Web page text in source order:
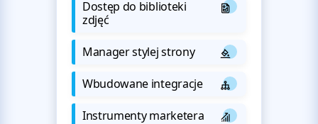
Dostęp do biblioteki
zdjęć
Manager stylej strony
Wbudowane integracje
Instrumenty marketera